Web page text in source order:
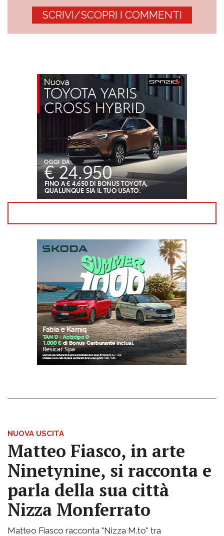
SCRIVI/SCOPRI I COMMENTI
NUOVA USCITA
Matteo Fiasco, in arte
Ninetynine, si racconta e
parla della sua città
Nizza Monferrato
Matteo Fiasco racconta "Nizza M.to" tra